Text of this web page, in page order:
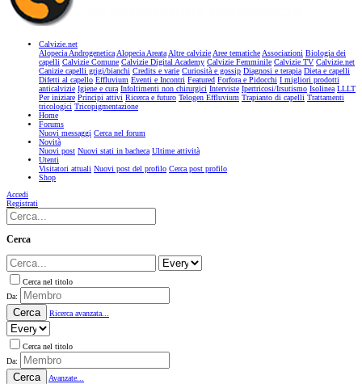
Calvizie.net
Alopecia AndrogeneticaAlopecia AreataAltre calvizieAree tematicheAssociazioni Biologia dei
capelli Calvizie Comune Calvizie Digital Academy Calvizie Femminile Calvizie TV Calvizie.net
Canizie capelli grigi/bianchi Credits e varie Curiosità e gossip Diagnosi e terapia Dieta e capelli
Difetti al capello Effluvium Eventi e Incontri Featured Forfora e Pidocchi I migliori prodotti
anticalvizie Igiene e cura Infoltimenti non chirurgici Interviste Ipertricosi/Irsutismo Isolinea LLLT
Per iniziare Principi attivi Ricerca e futuro Telogen Effluvium Trapianto di capelli Trattamenti
tricologici Tricopigmentazione
Home
Forums
Nuovi messaggi Cerca nel forum
Novità
Nuovi post Nuovi stati in bacheca Ultime attività
Utenti
Visitatori attuali Nuovi post del profilo Cerca post profilo
Shop
Accedi
Registrati
Cerca
Cerca nel titolo
Da:
Cerca Ricerca avanzata...
Cerca nel titolo
Da:
Cerca
Avanzate...